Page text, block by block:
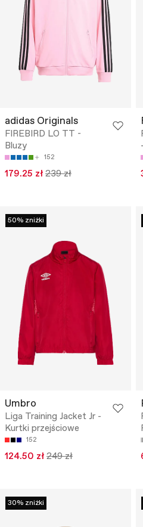
adidas Originals
FIREBIRD LO TT -
Bluzy
152
179.25 zł 239 zł
50% zniżki
Umbro
Liga Training Jacket Jr -
Kurtki przejściowe
152
124.50 zł 249 zł
30% zniżki